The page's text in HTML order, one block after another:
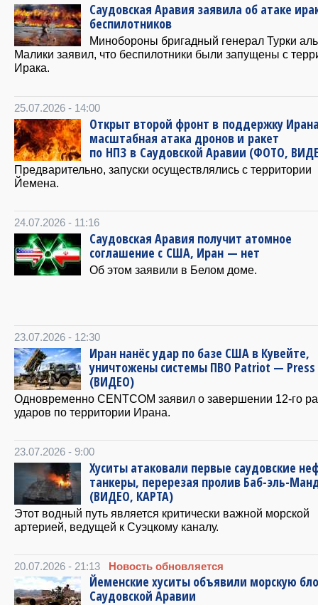
Саудовская Аравия заявила об атаке
беспилотников
Минобороны бригадный генерал Турки
Малики заявил, что беспилотники были запущены с
Ирака.
25.07.2026 - 14:00
Открыт второй фронт в поддержку
масштабная атака дронов и ракет
по НПЗ в Саудовской Аравии (ФОТО,
Предварительно, запуски осуществлялись с территории
Йемена.
24.07.2026 - 11:16
Саудовская Аравия получит атомное
соглашение с США, Иран — нет
Об этом заявили в Белом доме.
23.07.2026 - 12:30
Иран нанёс удар по базе США в Кувейте,
уничтожены системы ПВО Patriot — Press
(ВИДЕО)
Одновременно CENTCOM заявил о завершении 12-го
ударов по территории Ирана.
23.07.2026 - 9:00
Хуситы атаковали первые саудовские
танкеры, перерезая пролив Баб-эль-
(ВИДЕО, КАРТА)
Этот водный путь является критически важной морской
артерией, ведущей к Суэцкому каналу.
20.07.2026 - 21:13 Новость обновляется
Йеменские хуситы объявили морскую
Саудовской Аравии